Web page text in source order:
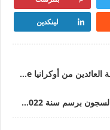
لينكدين
المنصة الرقمية المخصصة للطلبة المغاربة العائدين من أوكرانيا Etudiants Ukraineالمنصة الرقمية المخصصة للطلبة المغاربة العائدين من أوكرانيا Etudiants Ukraine
لائحة الناجحين بمباريات التوظيف بإدارة السجون برسم سنة 2022لائحة الناجحين بمباريات التوظيف بإدارة السجون برسم سنة 2022